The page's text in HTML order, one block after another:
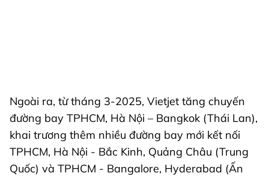
Ngoài ra, từ tháng 3-2025, Vietjet tăng chuyến
đường bay TPHCM, Hà Nội – Bangkok (Thái Lan),
khai trương thêm nhiều đường bay mới kết nối
TPHCM, Hà Nội - Bắc Kinh, Quảng Châu (Trung
Quốc) và TPHCM - Bangalore, Hyderabad (Ấn